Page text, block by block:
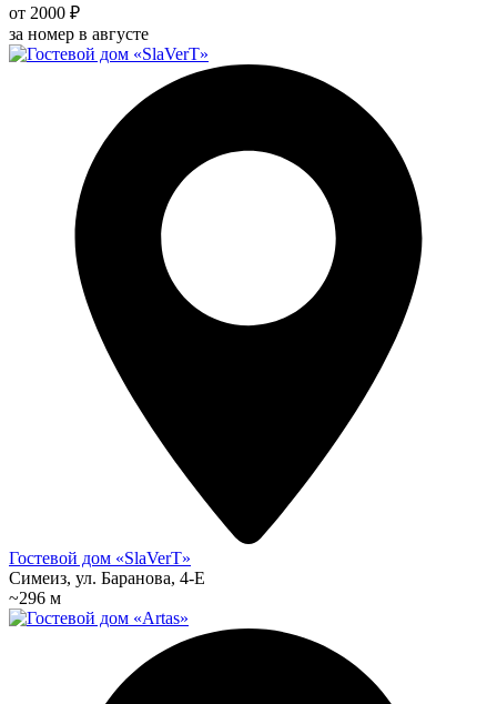
от 2000 ₽
за номер в августе
Гостевой дом «SlaVerT»
Симеиз, ул. Баранова, 4-Е
~296 м